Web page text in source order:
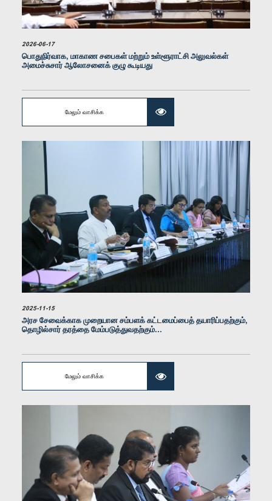
கௌரவ எம். ஏ. எம். தாஹிர், பா.உ.
கௌரவ லக்ஸ்மன் நிபுண ஆரச்சி, பா.உ.
உறுப்பினர்
2026-06-17
பொதுநிர்வாக, மாகாண சபைகள் மற்றும் உள்ளூராட்சி அலுவல்கள்
அமைச்சுசார் ஆலோசனைக் குழு கூடியது
மேலும் வாசிக்க
2025-11-15
அரச சேவைக்காக முறையான சம்பளக் கட்டமைப்பைத் தயாரிப்பதற்கும்,
தொழில்சார் தரத்தை மேம்படுத்துவதற்கும்...
மேலும் வாசிக்க